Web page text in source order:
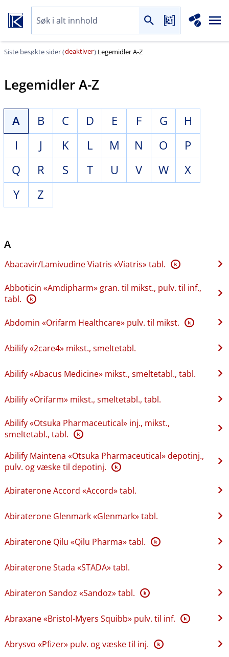
Siste besøkte sider (deaktiver) Legemidler A-Z
Legemidler A-Z
A B C D E F G
H
I
J K L M N O
P
Q
R S T U V W
X
Y
Z
A
Abacavir​/​Lamivudine Viatris «Viatris» tabl. K
Abboticin «Amdipharm» gran. til mikst., pulv. til inf.,
tabl. K
Abdomin «Orifarm Healthcare» pulv. til mikst. K
Abilify «2care4» mikst., smeltetabl.
Abilify «Abacus Medicine» mikst., smeltetabl., tabl.
Abilify «Orifarm» mikst., smeltetabl., tabl.
Abilify «Otsuka Pharmaceutical» inj., mikst.,
smeltetabl., tabl. K
Abilify Maintena «Otsuka Pharmaceutical» depotinj.,
pulv. og væske til depotinj. K
Abiraterone Accord «Accord» tabl.
Abiraterone Glenmark «Glenmark» tabl.
Abiraterone Qilu «Qilu Pharma» tabl. K
Abiraterone Stada «STADA» tabl.
Abirateron Sandoz «Sandoz» tabl. K
Abraxane «Bristol-Myers Squibb» pulv. til inf. K
Abrysvo «Pfizer» pulv. og væske til inj. K